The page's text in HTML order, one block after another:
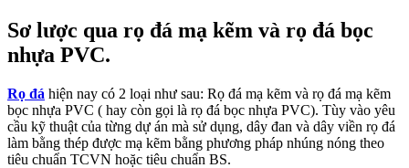
Sơ lược qua rọ đá mạ kẽm và rọ đá bọc
nhựa PVC.
Rọ đá hiện nay có 2 loại như sau: Rọ đá mạ kẽm và rọ đá mạ kẽm
bọc nhựa PVC ( hay còn gọi là rọ đá bọc nhựa PVC). Tùy vào yêu
cầu kỹ thuật của từng dự án mà sử dụng, dây đan và dây viền rọ đá
làm bằng thép được mạ kẽm bằng phương pháp nhúng nóng theo
tiêu chuẩn TCVN hoặc tiêu chuẩn BS.